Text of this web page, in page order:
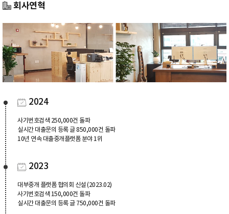
회사연혁
2024
사기번호검색 250,000건 돌파
실시간 대출문의 등록 글 850,000건 돌파
10년 연속 대출중개플랫폼 분야 1위
2023
대부중개 플랫폼 협의회 신설 (2023.02)
사기번호검색 150,000건 돌파
실시간 대출문의 등록 글 750,000건 돌파